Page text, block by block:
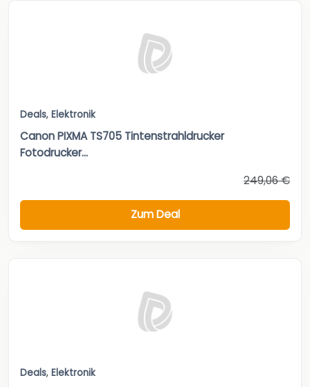
Deals, Elektronik
Canon PIXMA TS705 Tintenstrahldrucker
Fotodrucker...
249,06 €
Zum Deal
Deals, Elektronik